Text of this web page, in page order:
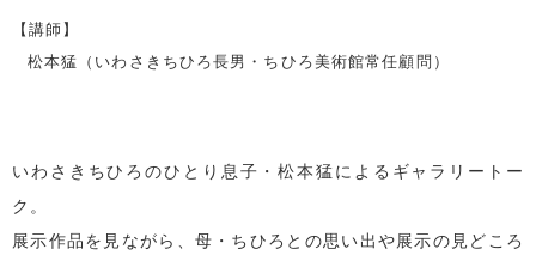
【講師】
松本猛（いわさきちひろ長男・ちひろ美術館常任顧問）
いわさきちひろのひとり息子・松本猛によるギャラリートー
ク。
展示作品を見ながら、母・ちひろとの思い出や展示の見どころ